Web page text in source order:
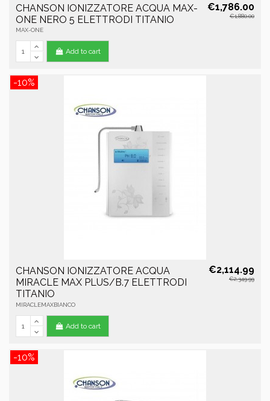
CHANSON IONIZZATORE ACQUA MAX-
ONE NERO 5 ELETTRODI TITANIO
MAX-ONE
€1,786.00
€1,880.00
Add to cart
-10%
CHANSON IONIZZATORE ACQUA
MIRACLE MAX PLUS/B.7 ELETTRODI
TITANIO
MIRACLEMAXBIANCO
€2,114.99
€2,349.99
Add to cart
-10%